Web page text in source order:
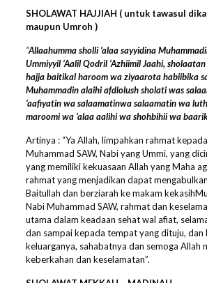
SHOLAWAT HAJJIAH ( untuk tawasul
maupun Umroh )
“Allaahumma sholli ‘alaa sayyidina
Ummiyyil ‘Aalil Qodril ‘Azhiimil Jaahi,
hajja baitikal haroom wa ziyaarota habiibika
Muhammadin alaihi afdlolush sholati was
‘aafiyatin wa salaamatinwa salaamatin wa
maroomi wa ‘alaa aalihi wa shohbihii wa
Artinya : “Ya Allah, limpahkan rahmat
Muhammad SAW, Nabi yang Ummi, yang
yang memiliki kekuasaan Allah yang Maha
rahmat yang menjadikan dapat
Baitullah dan berziarah ke makam
Nabi Muhammad SAW, rahmat dan
utama dalam keadaan sehat wal afiat,
dan sampai kepada tempat yang dituju, dan
keluarganya, sahabatnya dan semoga Allah
keberkahan dan keselamatan”.